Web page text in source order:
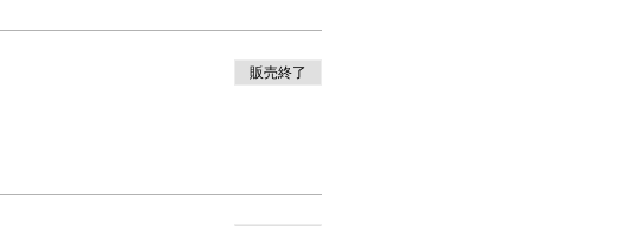
販売終了